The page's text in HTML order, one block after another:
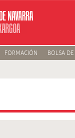
FORMACIÓN BOLSA